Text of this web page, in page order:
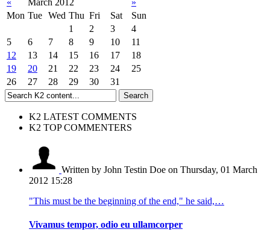
« March 2012
»
Mon Tue Wed Thu Fri Sat
Sun
1
2 3
4
5
6 7 8 9 10
11
12
13 14 15 16 17
18
19
20 21 22 23 24
25
26
27 28 29 30 31
K2 LATEST COMMENTS
K2 TOP COMMENTERS
Written by John Testin Doe on Thursday, 01 March
2012 15:28
"This must be the beginning of the end," he said,…
Vivamus tempor, odio eu ullamcorper